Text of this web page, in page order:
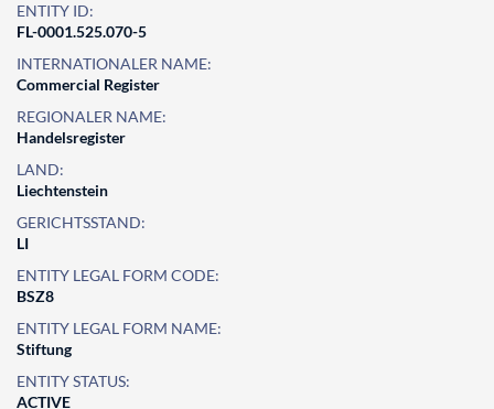
ENTITY ID:
FL-0001.525.070-5
INTERNATIONALER NAME:
Commercial Register
REGIONALER NAME:
Handelsregister
LAND:
Liechtenstein
GERICHTSSTAND:
LI
ENTITY LEGAL FORM CODE:
BSZ8
ENTITY LEGAL FORM NAME:
Stiftung
ENTITY STATUS:
ACTIVE